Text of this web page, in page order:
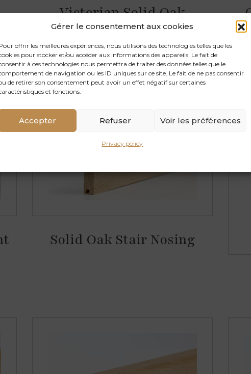
Gérer le consentement aux cookies
offrir les meilleures expériences, nous utilisons des technologies telles que les
pour stocker et/ou accéder aux informations des appareils. Le fait de
à ces technologies nous permettra de traiter des données telles que le
de navigation ou les ID uniques sur ce site. Le fait de ne pas consentir
de retirer son consentement peut avoir un effet négatif sur certaines
et fonctions.
Accepter Refuser Voir les préférences
Privacy policy
Victorian Solid Oak
Molded profile ?>
Solid Oak Stair Nosing